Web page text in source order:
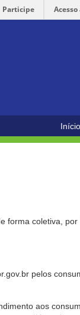
Participe
Início
forma coletiva,
pelos
aos